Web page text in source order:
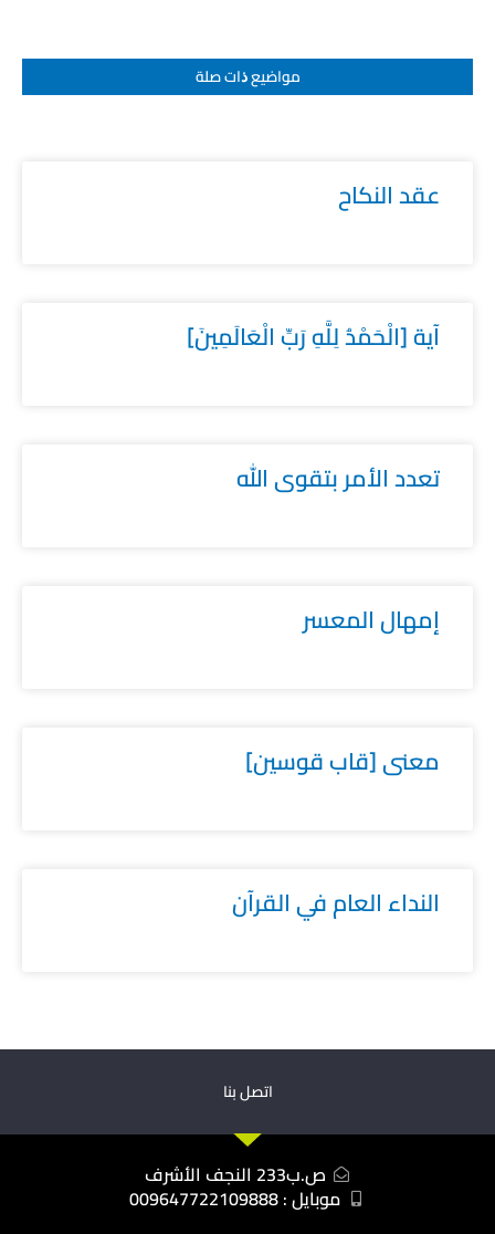
مواضيع ﺫات صلة
عقد النكاح
آية [الْحَمْدُ لِلَّهِ رَبِّ الْعَالَمِينَ]
تعدد الأمر بتقوى الله
إمهال المعسر
معنى [قاب قوسين]
النداء العام في القرآن
اتصل بنا
ص.ب233 النجف الأشرف
موبايل : 009647722109888